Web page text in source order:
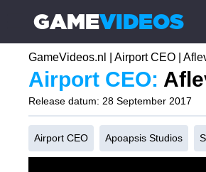
GAMEVIDEOS
GameVideos.nl Airport CEO
Airport CEO:
Release datum: 28 September 2017
Airport CEO Apoapsis Studios